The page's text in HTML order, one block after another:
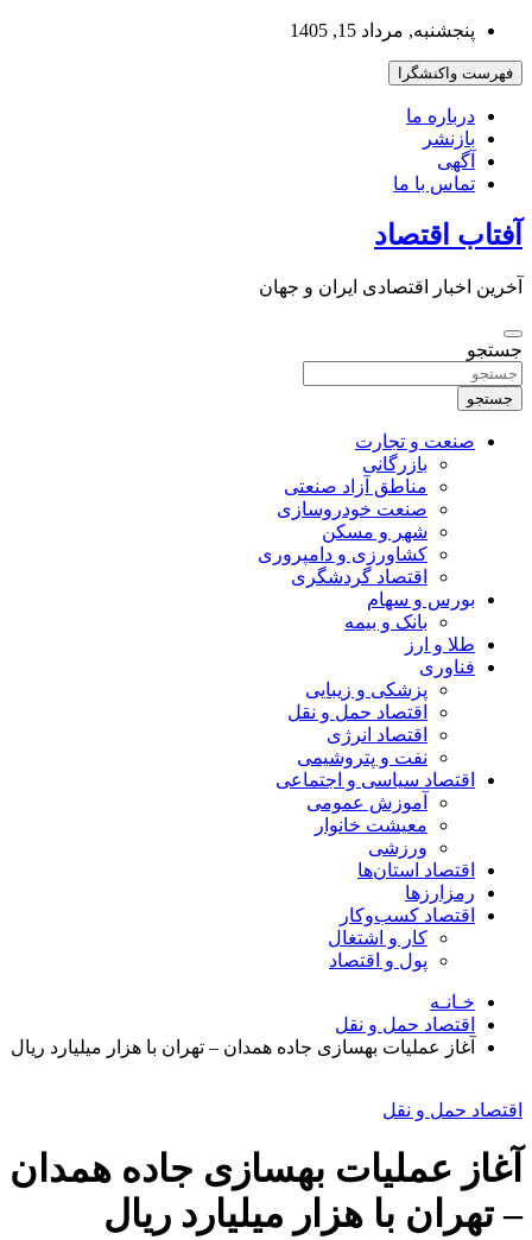
بروید
پنجشنبه, مرداد 15, 1405
فهرست واکنشگرا
درباره ما
بازنشر
آگهی
تماس با ما
آفتاب اقتصاد
آخرین اخبار اقتصادی ایران و جهان
جستجو
جستجو
صنعت و تجارت
بازرگانی
مناطق آزاد صنعتی
صنعت خودروسازی
شهر و مسکن
کشاورزی و دامپروری
اقتصاد گردشگری
بورس و سهام
بانک و بیمه
طلا و ارز
فناوری
پزشکی و زیبایی
اقتصاد حمل و نقل
اقتصاد انرژی
نفت و پتروشیمی
اقتصاد سیاسی و اجتماعی
آموزش عمومی
معیشت خانوار
ورزشی
اقتصاد استان‌ها
رمزارزها
اقتصاد کسب‌و‌کار
کار و اشتغال
پول و اقتصاد
خـانـه
اقتصاد حمل و نقل
آغاز عملیات بهسازی جاده همدان – تهران با هزار میلیارد ریال
اقتصاد حمل و نقل
آغاز عملیات بهسازی جاده همدان
– تهران با هزار میلیارد ریال ️